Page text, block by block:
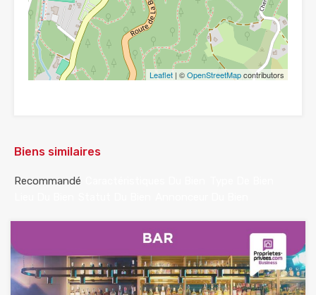
Leaflet | ©OpenStreetMapcontributors
Biens similaires
Recommandé